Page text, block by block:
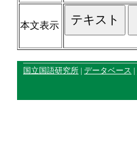
本文表示
国立国語研究所 | データベース |